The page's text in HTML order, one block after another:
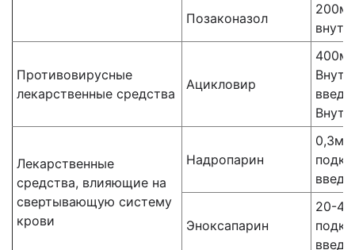
Позаконазол
Противовирусные
лекарственные средства
Ацикловир
Лекарственные
средства, влияющие на
свертывающую систему
крови
Надропарин
0,3мл
Эноксапарин
20-